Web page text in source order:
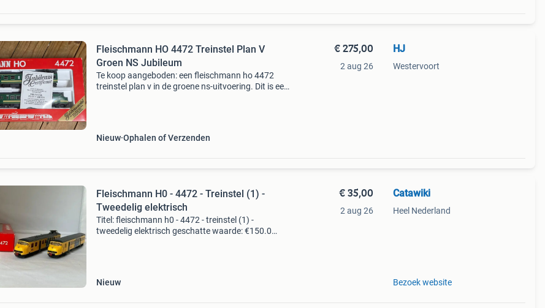
Fleischmann HO 4472 Treinstel Plan V
Groen NS Jubileum
Te koop aangeboden: een fleischmann ho 4472
treinstel plan v in de groene ns-uitvoering. Dit is een
Nieuw Ophalen of Verzenden
€ 275,00
2 aug 26
HJ
Westervoort
Fleischmann H0 - 4472 - Treinstel (1) -
Tweedelig elektrisch
Titel: fleischmann h0 - 4472 - treinstel (1) -
tweedelig elektrisch geschatte waarde: €150.0
Nieuw
€ 35,00
2 aug 26
Catawiki
Heel Nederland
Bezoek website